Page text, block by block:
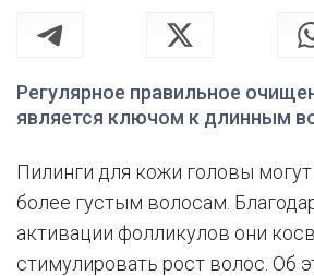
Регулярное правильное
является ключом к длинным
Пилинги для кожи головы
более густым волосам.
активации фолликулов они
стимулировать рост волос. Об